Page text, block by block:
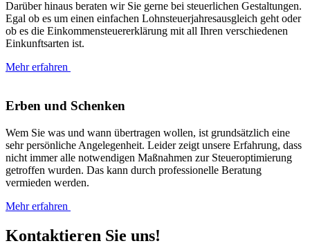
Darüber hinaus beraten wir Sie gerne bei steuerlichen Gestaltungen.
Egal ob es um einen einfachen Lohnsteuerjahresausgleich geht oder
ob es die Einkommensteuererklärung mit all Ihren verschiedenen
Einkunftsarten ist.
Mehr erfahren
Erben und Schenken
Wem Sie was und wann übertragen wollen, ist grundsätzlich eine
sehr persönliche Angelegenheit. Leider zeigt unsere Erfahrung, dass
nicht immer alle notwendigen Maßnahmen zur Steueroptimierung
getroffen wurden. Das kann durch professionelle Beratung
vermieden werden.
Mehr erfahren
Kontaktieren Sie uns!